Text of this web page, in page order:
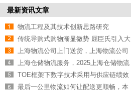
途物流价格【含最新价格】
最新资讯文章
物流工程及其技术创新思路研究
传统导购式购物渐显微势 屈臣氏引入大
数据营销系统
上海物流公司上门送货，上海物流公司
【全网聚焦】
上海仓储物流服务，2025上海仓储物流
公司【全网推荐】
TOE框架下数字技术采用与供应链绩效
——基于物流业的实证研究
最后一公里物流如何让配送更顺畅，本